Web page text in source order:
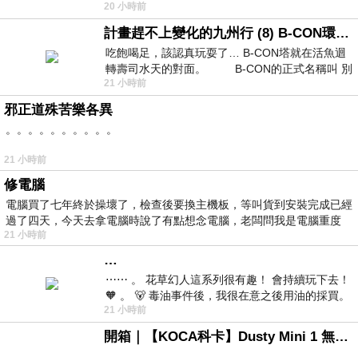
20 小時前
計畫趕不上變化的九州行 (8) B-CON環球塔
吃飽喝足，該認真玩耍了… B-CON塔就在活魚迴
轉壽司水天的對面。 B-CON的正式名稱叫 別
21 小時前
邪正道殊苦樂各異
。。。。。。。。。。
21 小時前
修電腦
電腦買了七年終於操壞了，檢查後要換主機板，等叫貨到安裝完成已經
過了四天，今天去拿電腦時說了有點想念電腦，老闆問我是電腦重度
21 小時前
…
⋯⋯ 。 花草幻人這系列很有趣！ 會持續玩下去！
🧡 。 🐻 毒油事件後，我很在意之後用油的採買。
前天購買了我之前就很愛
21 小時前
開箱｜【KOCA科卡】Dusty Mini 1 無線手持吸塵器